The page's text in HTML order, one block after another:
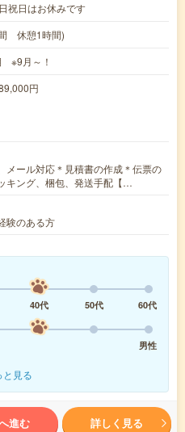
祝日はお休みです
休憩1時間)
※9月～！
円
メール対応＊見積書の作成＊伝票の
キング、梱包、発送手配【…
験のある方
40代 50代
60代
男性
と見る
進む 詳しく見る